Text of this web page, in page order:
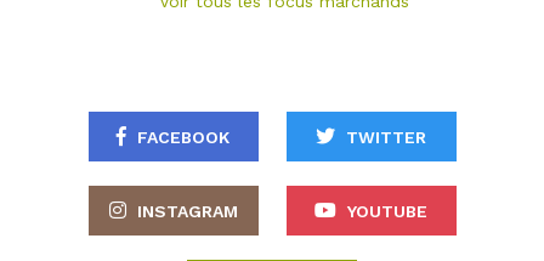
FACEBOOK TWITTER
INSTAGRAM YOUTUBE